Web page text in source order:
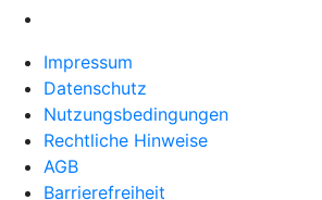
Impressum
Datenschutz
Nutzungsbedingungen
Rechtliche Hinweise
AGB
Barrierefreiheit